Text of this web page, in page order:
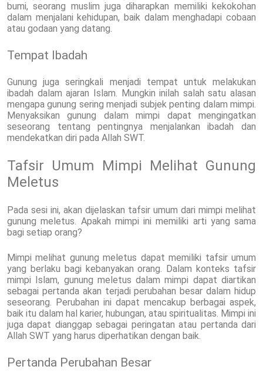
bumi, seorang muslim juga diharapkan memiliki kekokohan
dalam menjalani kehidupan, baik dalam menghadapi cobaan
atau godaan yang datang.
Tempat Ibadah
Gunung juga seringkali menjadi tempat untuk melakukan
ibadah dalam ajaran Islam. Mungkin inilah salah satu alasan
mengapa gunung sering menjadi subjek penting dalam mimpi.
Menyaksikan gunung dalam mimpi dapat mengingatkan
seseorang tentang pentingnya menjalankan ibadah dan
mendekatkan diri pada Allah SWT.
Tafsir Umum Mimpi Melihat Gunung
Meletus
Pada sesi ini, akan dijelaskan tafsir umum dari mimpi melihat
gunung meletus. Apakah mimpi ini memiliki arti yang sama
bagi setiap orang?
Mimpi melihat gunung meletus dapat memiliki tafsir umum
yang berlaku bagi kebanyakan orang. Dalam konteks tafsir
mimpi Islam, gunung meletus dalam mimpi dapat diartikan
sebagai pertanda akan terjadi perubahan besar dalam hidup
seseorang. Perubahan ini dapat mencakup berbagai aspek,
baik itu dalam hal karier, hubungan, atau spiritualitas. Mimpi ini
juga dapat dianggap sebagai peringatan atau pertanda dari
Allah SWT yang harus diperhatikan dengan baik.
Pertanda Perubahan Besar